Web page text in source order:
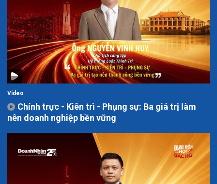
Video
Chính trực - Kiên trì - Phụng sự: Ba giá trị làm
nên doanh nghiệp bền vững